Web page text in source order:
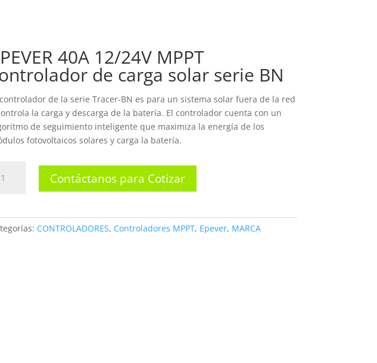
TIENDA
40A 12/24V MPPT
de carga solar serie BN
de la serie Tracer-BN es para un sistema solar fuera de la red
la carga y descarga de la batería. El controlador cuenta con un
de seguimiento inteligente que maximiza la energía de los
fotovoltaicos solares y carga la batería.
Contáctanos para Cotizar
CONTROLADORES, Controladores MPPT, Epever, MARCA